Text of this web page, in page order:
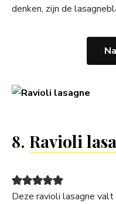
denken, zijn de
8. Ravioli
Deze ravioli lasagne